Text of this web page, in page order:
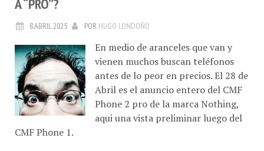
8.ABRIL.2025
En medio de aranceles que van y
vienen muchos buscan teléfonos
antes de lo peor en precios. El 28 de
Abril es el anuncio entero del CMF
Phone 2 pro de la marca Nothing,
aqui una vista preliminar luego del
CMF Phone 1.